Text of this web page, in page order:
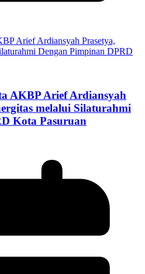
AKBP Arief Ardiansyah
melalui Silaturahmi
Kota Pasuruan